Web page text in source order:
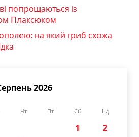
попрощаються із
Плаксюком
на який гриб схожа
2026
Чт Пт Сб Нд
1
2